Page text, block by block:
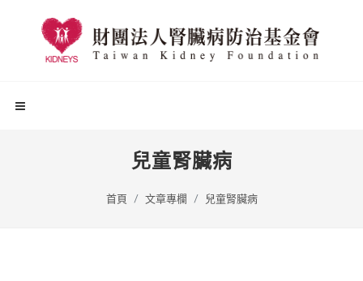
兒童腎臟病
首頁 文章專欄 兒童腎臟病